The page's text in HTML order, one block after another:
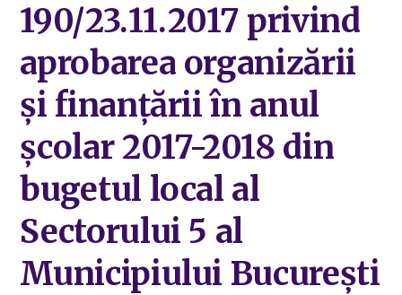
190/23.11.2017 privind
aprobarea organizării
și finanțării în anul
școlar 2017-2018 din
bugetul local al
Sectorului 5 al
Municipiului București